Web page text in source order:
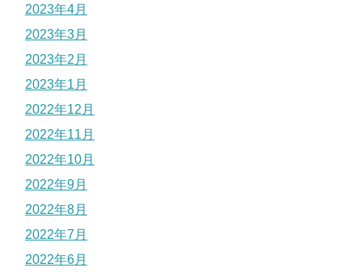
2023年4月
2023年3月
2023年2月
2023年1月
2022年12月
2022年11月
2022年10月
2022年9月
2022年8月
2022年7月
2022年6月